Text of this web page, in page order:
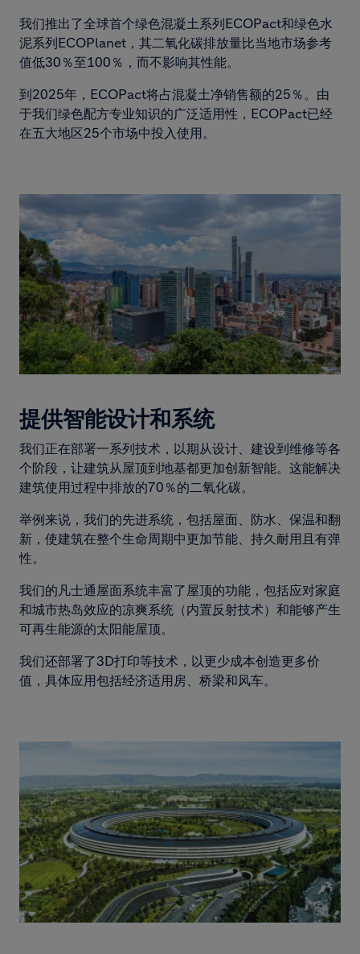
我们推出了全球首个绿色混凝土系列ECOPact和绿色水
泥系列ECOPlanet，其二氧化碳排放量比当地市场参考
值低30％至100％，而不影响其性能。
到2025年，ECOPact将占混凝土净销售额的25％。由
于我们绿色配方专业知识的广泛适用性，ECOPact已经
在五大地区25个市场中投入使用。
提供智能设计和系统
我们正在部署一系列技术，以期从设计、建设到维修等各
个阶段，让建筑从屋顶到地基都更加创新智能。这能解决
建筑使用过程中排放的70％的二氧化碳。
举例来说，我们的先进系统，包括屋面、防水、保温和翻
新，使建筑在整个生命周期中更加节能、持久耐用且有弹
性。
我们的凡士通屋面系统丰富了屋顶的功能，包括应对家庭
和城市热岛效应的凉爽系统（内置反射技术）和能够产生
可再生能源的太阳能屋顶。
我们还部署了3D打印等技术，以更少成本创造更多价
值，具体应用包括经济适用房、桥梁和风车。